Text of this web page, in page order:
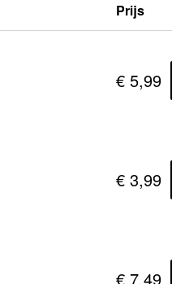
Prijs
€ 5,99
€ 3,99
€ 7,49